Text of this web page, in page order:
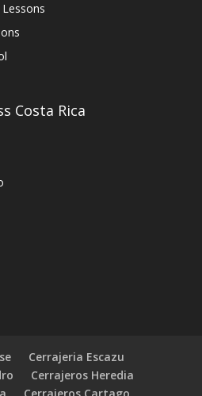
Costa Rica
Cerrajeria Escazu
Cerrajeros Heredia
Cerrajeros Cartago